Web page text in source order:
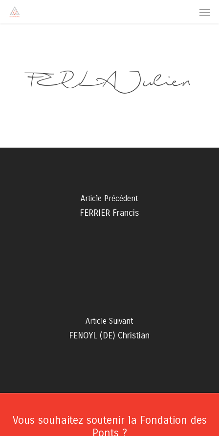
FERLA Julien
Article Précédent
FERRIER Francis
Article Suivant
FENOYL (DE) Christian
Vous souhaitez soutenir la Fondation des
Ponts ?